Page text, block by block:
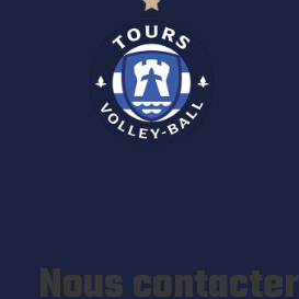
Nous contacter